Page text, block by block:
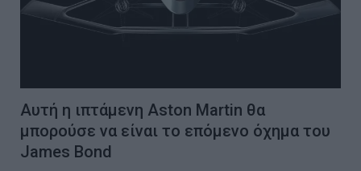
Αυτή η ιπτάμενη Aston Martin θα
μπορούσε να είναι το επόμενο όχημα του
James Bond